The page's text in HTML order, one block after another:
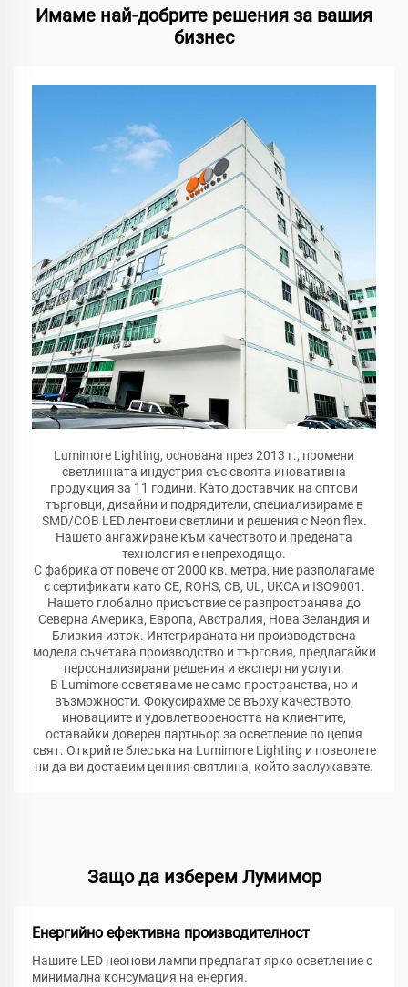
Имаме най-добрите решения за вашия
бизнес
Lumimore Lighting, основана през 2013 г., промени
светлинната индустрия със своята иновативна
продукция за 11 години. Като доставчик на оптови
търговци, дизайни и подрядители, специализираме в
SMD/COB LED лентови светлини и решения с Neon flex.
Нашето ангажиране към качеството и предената
технология е непреходящо.
С фабрика от повече от 2000 кв. метра, ние разполагаме
с сертификати като CE, ROHS, CB, UL, UKCA и ISO9001.
Нашето глобално присъствие се разпространява до
Северна Америка, Европа, Австралия, Нова Зеландия и
Близкия изток. Интегрираната ни производствена
модела съчетава производство и търговия, предлагайки
персонализирани решения и експертни услуги.
В Lumimore осветяваме не само пространства, но и
възможности. Фокусирахме се върху качеството,
иновациите и удовлетвореността на клиентите,
оставайки доверен партньор за осветление по целия
свят. Открийте блесъка на Lumimore Lighting и позволете
ни да ви доставим ценния святлина, който заслужавате.
Защо да изберем Лумимор
Енергийно ефективна производителност
Нашите LED неонови лампи предлагат ярко осветление с
минимална консумация на енергия.